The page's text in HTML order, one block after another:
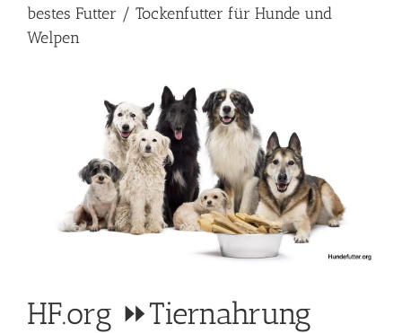
bestes Futter / Tockenfutter für Hunde und
Welpen
HF.org ⏩Tiernahrung